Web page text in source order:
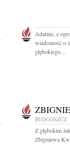
Adamie, z
wiadomość o
głębokiego...
BYDGOSZCZ
Z głębokim
Zbigniewa